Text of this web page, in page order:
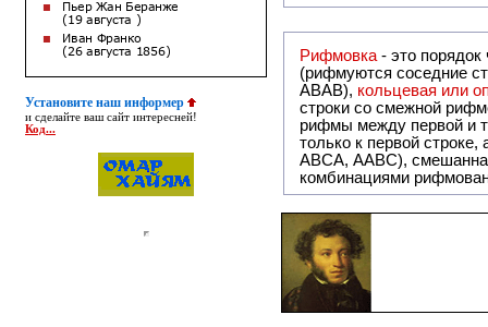
Установите наш информер
и сделайте ваш сайт интересней!
Код...
Рифмовка - это
(рифмуются соседние
ABAB), кольцевая или
строки со смежной
рифмы между первой и
только к первой
ABCA, AABC), смешанная или вольная рифмовка (рифмовка в сложных строфах с различными
комбинациями